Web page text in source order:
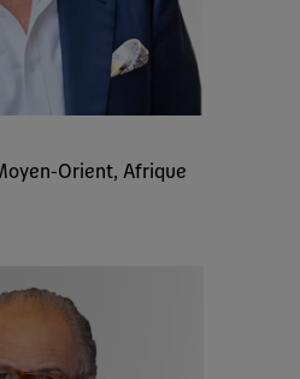
Orient, Afrique